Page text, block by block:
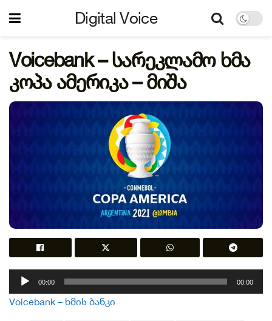
Digital Voice
Voicebank – სარეკლამო ხმა
კოპა ამერიკა – მიშა
აუდიო
დამკვრელი
00:00 00:00
Voicebank – ხმის ბანკი